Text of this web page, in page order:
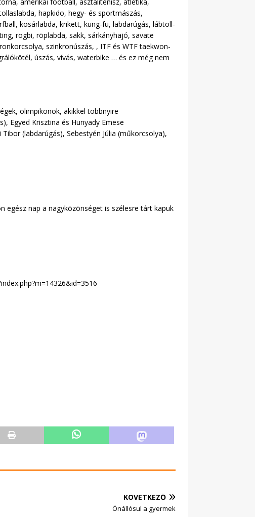
hapkido, hegy- és sportmászás,
kosárlabda, krikett, kung-fu, labdarúgás, lábtoll-
rögbi, röplabda, sakk, sárkányhajó, savate
szinkronúszás, , ITF és WTF taekwon-
úszás, vívás, waterbike … és ez még nem
olimpikonok, akikkel többnyire
Egyed Krisztina és Hunyady Emese
(labdarúgás), Sebestyén Júlia (műkorcsolya),
nap a nagyközönséget is szélesre tárt kapuk
KÖVETKEZŐ
Önállósul a gyermek